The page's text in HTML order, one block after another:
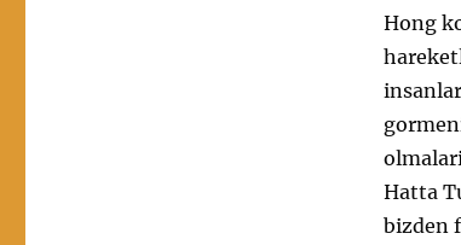
Hong
Hatta
bizden